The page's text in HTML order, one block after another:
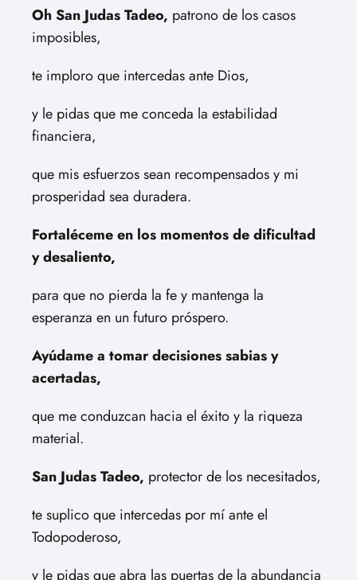
Oh San Judas Tadeo, patrono de los casos
imposibles,
te imploro que intercedas ante Dios,
y le pidas que me conceda la estabilidad
financiera,
que mis esfuerzos sean recompensados y mi
prosperidad sea duradera.
Fortaléceme en los momentos de dificultad
y desaliento,
para que no pierda la fe y mantenga la
esperanza en un futuro próspero.
Ayúdame a tomar decisiones sabias y
acertadas,
que me conduzcan hacia el éxito y la riqueza
material.
San Judas Tadeo, protector de los necesitados,
te suplico que intercedas por mí ante el
Todopoderoso,
y le pidas que abra las puertas de la abundancia